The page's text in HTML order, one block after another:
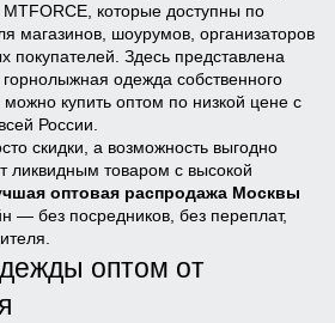
которые доступны по
магазинов, шоурумов, организаторов
покупателей. Здесь представлена
одежда собственного
можно купить оптом по низкой цене с
России.
скидки, а возможность выгодно
ликвидным товаром с высокой
оптовая распродажа Москвы
— без посредников, без переплат,
оптом от